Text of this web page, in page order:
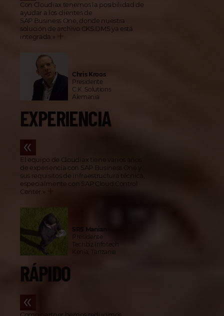
Con Cloudiax tenemos la posibilidad de
ayudar a los clientes de
SAP Business One, donde nuestra
solución de archivo CKS.DMS ya está
integrada. »
Chris Kroos
Presidente
C.K. Solutions
Alemania
EXPERIENCIA
El equipo de Cloudiax tiene varios años
de experiencia con SAP Business One y
sus requisitos de infraestructura técnica,
especialmente con SAP Cloud Control
Center. »
SRS Manian
Presidente
Techbiz Infotech
Kenia, Tanzania
RÁPIDO